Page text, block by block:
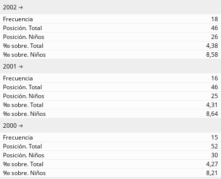
2002
18
46
26
4,38
8,58
2001
16
46
25
4,31
8,64
2000
15
52
30
4,27
8,21